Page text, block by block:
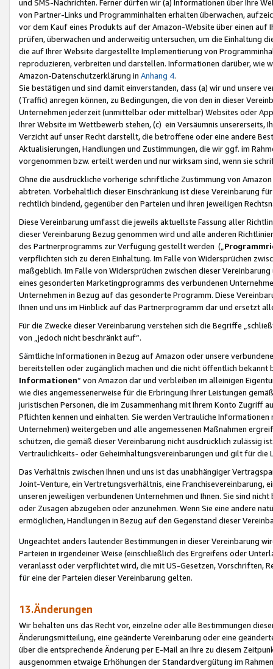
und SMS-Nachrichten. Ferner dürfen wir (a) Informationen über Ihre
von Partner-Links und Programminhalten erhalten überwachen,
vor dem Kauf eines Produkts auf der Amazon-Website über einen
prüfen, überwachen und anderweitig untersuchen, um die Einhaltung
die auf Ihrer Website dargestellte Implementierung von
reproduzieren, verbreiten und darstellen. Informationen darüber, wie
Amazon-Datenschutzerklärung in Anhang 4.
Sie bestätigen und sind damit einverstanden, dass (a) wir und
(Traffic) anregen können, zu Bedingungen, die von den in dieser
Unternehmen jederzeit (unmittelbar oder mittelbar) Websites oder
Ihrer Website im Wettbewerb stehen, (c) ein Versäumnis unsererseits,
Verzicht auf unser Recht darstellt, die betroffene oder eine andere
Aktualisierungen, Handlungen und Zustimmungen, die wir ggf. im
vorgenommen bzw. erteilt werden und nur wirksam sind, wenn sie
Ohne die ausdrückliche vorherige schriftliche Zustimmung von
abtreten. Vorbehaltlich dieser Einschränkung ist diese Vereinbarung
rechtlich bindend, gegenüber den Parteien und ihren jeweiligen
Diese Vereinbarung umfasst die jeweils aktuellste Fassung aller
dieser Vereinbarung Bezug genommen wird und alle anderen
des Partnerprogramms zur Verfügung gestellt werden („
verpflichten sich zu deren Einhaltung. Im Falle von Widersprüchen
maßgeblich. Im Falle von Widersprüchen zwischen dieser
eines gesonderten Marketingprogramms des verbundenen
Unternehmen in Bezug auf das gesonderte Programm. Diese
Ihnen und uns im Hinblick auf das Partnerprogramm dar und ersetzt
Für die Zwecke dieser Vereinbarung verstehen sich die Begriffe
von „jedoch nicht beschränkt auf“.
Sämtliche Informationen in Bezug auf Amazon oder unsere
bereitstellen oder zugänglich machen und die nicht öffentlich
Informationen“ von Amazon dar und verbleiben im alleinigen
wie dies angemessenerweise für die Erbringung Ihrer Leistungen
juristischen Personen, die im Zusammenhang mit Ihrem Konto
Pflichten kennen und einhalten. Sie werden Vertrauliche
Unternehmen) weitergeben und alle angemessenen Maßnahmen
schützen, die gemäß dieser Vereinbarung nicht ausdrücklich zulässig
Vertraulichkeits- oder Geheimhaltungsvereinbarungen und gilt für die
Das Verhältnis zwischen Ihnen und uns ist das unabhängiger
Joint-Venture, ein Vertretungsverhältnis, eine Franchisevereinbarung,
unseren jeweiligen verbundenen Unternehmen und Ihnen. Sie sind
oder Zusagen abzugeben oder anzunehmen. Wenn Sie eine andere
ermöglichen, Handlungen in Bezug auf den Gegenstand dieser
Ungeachtet anders lautender Bestimmungen in dieser Vereinbarung
Parteien in irgendeiner Weise (einschließlich des Ergreifens oder
veranlasst oder verpflichtet wird, die mit US-Gesetzen, Vorschriften,
für eine der Parteien dieser Vereinbarung gelten.
13.Änderungen
Wir behalten uns das Recht vor, einzelne oder alle Bestimmungen
Änderungsmitteilung, eine geänderte Vereinbarung oder eine
über die entsprechende Änderung per E-Mail an Ihre zu diesem
ausgenommen etwaige Erhöhungen der Standardvergütung im